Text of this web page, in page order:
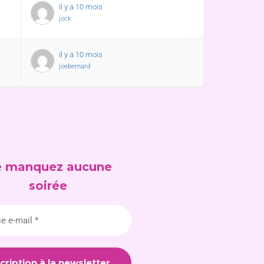
il y a 10 mois
jock
il y a 10 mois
joebernard
manquez aucune
soirée